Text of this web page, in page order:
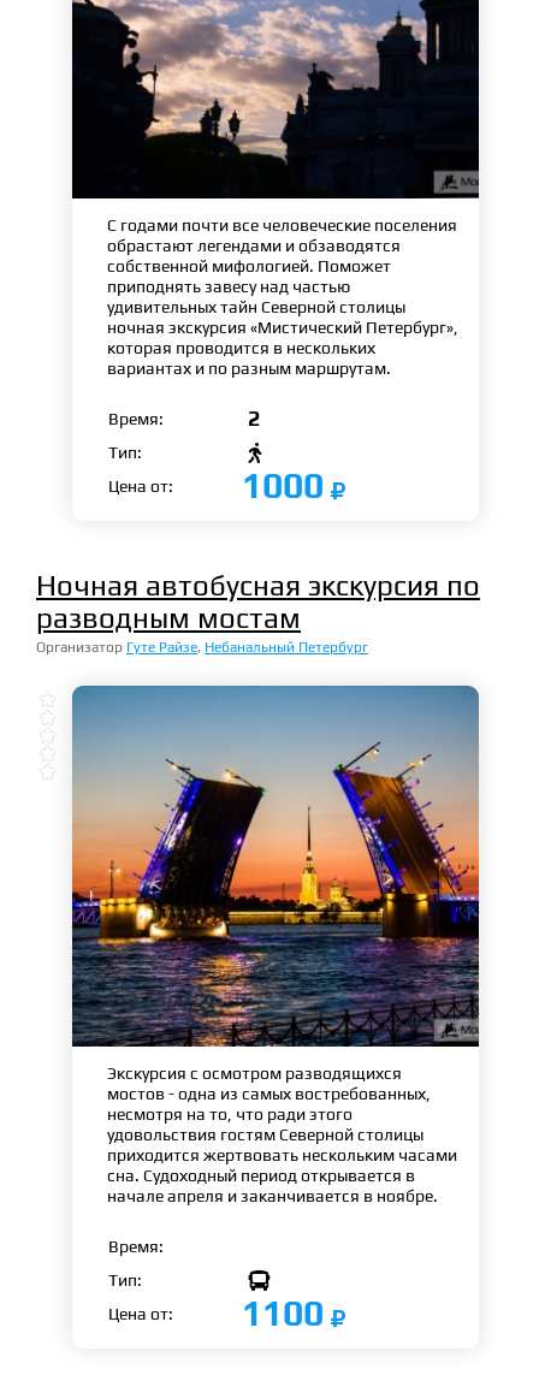
С годами почти все человеческие поселения
обрастают легендами и обзаводятся
собственной мифологией. Поможет
приподнять завесу над частью
удивительных тайн Северной столицы
ночная экскурсия «Мистический Петербург»,
которая проводится в нескольких
вариантах и по разным маршрутам.
Время: 2
Тип: 
Цена от: 1000
Ночная автобусная экскурсия по
разводным мостам
Организатор Гуте Райзе, Небанальный Петербург





Экскурсия с осмотром разводящихся
мостов - одна из самых востребованных,
несмотря на то, что ради этого
удовольствия гостям Северной столицы
приходится жертвовать нескольким часами
сна. Судоходный период открывается в
начале апреля и заканчивается в ноябре.
Время:
Тип:

Цена от: 1100